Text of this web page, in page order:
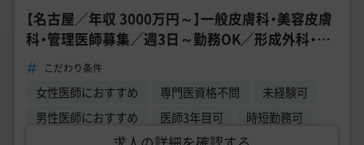
【名古屋／年収 3000万円～】一般皮膚科・美容皮膚
科・管理医師募集／週3日～勤務OK／形成外科・皮
膚科専門医限定募集／業界トップクラスの高収入
求人
こだわり条件
女性医師におすすめ 専門医資格不問
未経験可
男性医師におすすめ
医師3年目可 時短勤務可